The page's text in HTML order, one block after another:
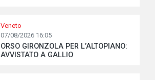
Veneto
07/08/2026 16:05
ORSO GIRONZOLA PER L’ALTOPIANO:
AVVISTATO A GALLIO